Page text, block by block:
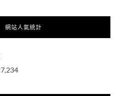
網站人氣統計